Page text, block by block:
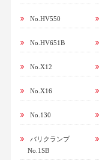
No.HV550
No.HV651B
No.X12
No.X16
No.130
バリクランプ
No.1SB